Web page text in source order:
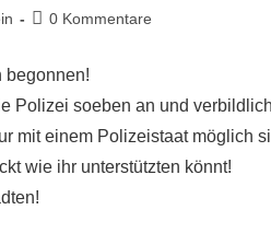
Beitrags-
0 Kommentare
begonnen!
Polizei soeben an und
mit einem Polizeistaat möglich
wie ihr unterstützten könnt!